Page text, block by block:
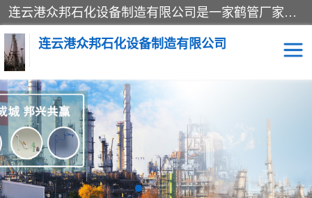
连云港众邦石化设备制造有限公司是一家鹤管厂家主营：鹤管、装车鹤管等，是致力于石油、石化等流体装卸设备(主要产品如鹤管、输油臂、脱缆钩等)的咨询、设计、制造、检测、安装指导、系统调试、维修维护等业务的公司。
连云港众邦石化设备制造有限公司
鹤管 顶部装卸鹤管
底部装卸鹤管 LNG低温鹤管
液氨鹤管 液化气鹤管